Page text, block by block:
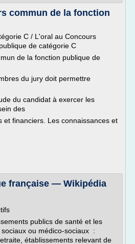
commun de la fonction
C / L'oral au Concours
de catégorie C
de la fonction publique de
du jury doit permettre
du candidat à exercer les
des
et financiers. Les connaissances et
française — Wikipédia
publics de santé et les
ou médico-sociaux :
établissements relevant de